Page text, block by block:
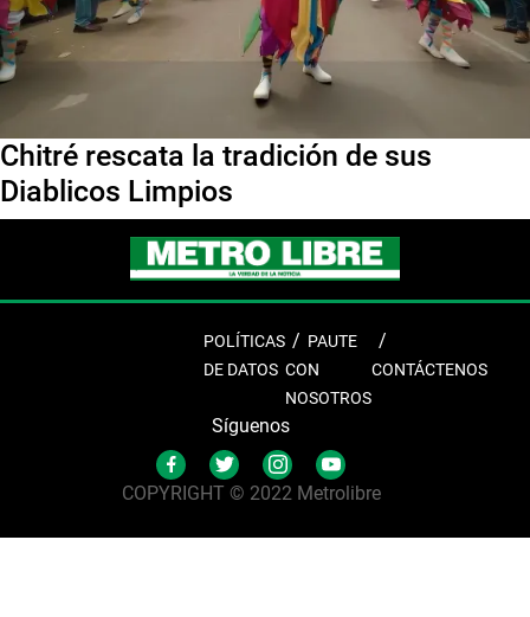
Chitré rescata la tradición de sus
Diablicos Limpios
POLÍTICAS
DE DATOS
PAUTE
CON
NOSOTROS
CONTÁCTENOS
Síguenos
COPYRIGHT © 2022 Metrolibre